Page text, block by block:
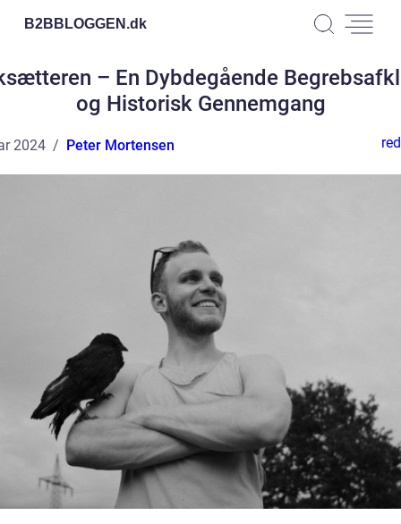
B2BBLOGGEN.dk
– En Dybdegående
og Historisk Gennemgang
2024 Peter Mortensen